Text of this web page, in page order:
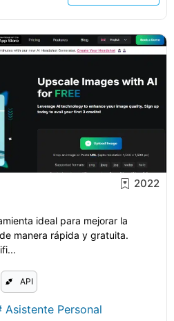
2022
ideal para mejorar la
manera rápida y gratuita.
API
Asistente Personal